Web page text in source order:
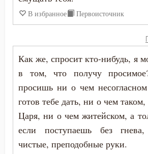
Промысел Божий
Пророчество
Прошение
В избранное Первоисточник
Как же, спросит кто-нибудь, я
в том, что получу
просишь ни о чем
готов тебе дать, ни о чем
Царя, ни о чем житейском, а
если поступаешь без
чистые, преподобные руки.